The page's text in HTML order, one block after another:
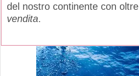
del nostro continente con oltre
vendita.